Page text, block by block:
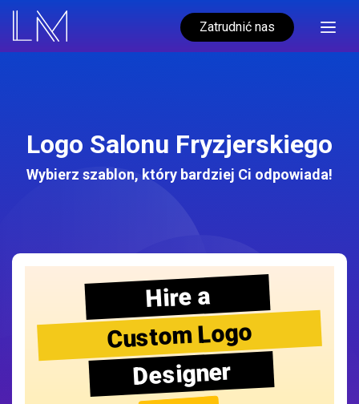
Zatrudnić nas
Logo Salonu Fryzjerskiego
Wybierz szablon, który bardziej Ci odpowiada!
Hire a
Custom Logo
Designer